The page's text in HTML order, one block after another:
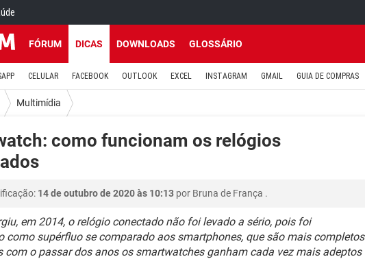
FÓRUM DICAS DOWNLOADS GLOSSÁRIO
CELULAR FACEBOOK OUTLOOK EXCEL INSTAGRAM GMAIL GUIA DE COMPRAS
Multimídia
como funcionam os relógios
14 de outubro de 2020 às 10:13 por Bruna de França .
em 2014, o relógio conectado não foi levado a sério, pois foi
como supérfluo se comparado aos smartphones, que são mais completos
com o passar dos anos os smartwatches ganham cada vez mais adeptos